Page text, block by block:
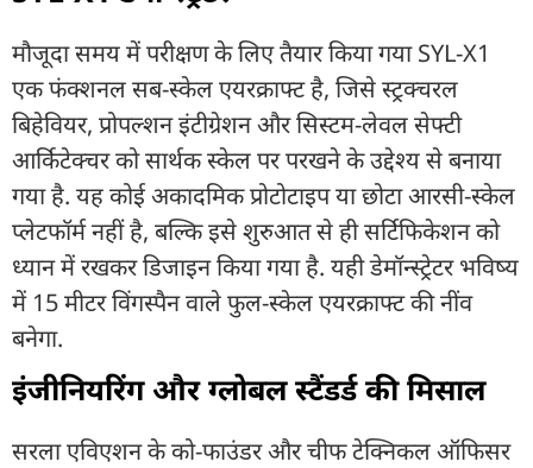
मौजूदा समय में परीक्षण के लिए तैयार किया गया SYL-X1
एक फंक्शनल सब-स्केल एयरक्राफ्ट है, जिसे स्ट्रक्चरल
बिहेवियर, प्रोपल्शन इंटीग्रेशन और सिस्टम-लेवल सेफ्टी
आर्किटेक्चर को सार्थक स्केल पर परखने के उद्देश्य से बनाया
गया है. यह कोई अकादमिक प्रोटोटाइप या छोटा आरसी-स्केल
प्लेटफॉर्म नहीं है, बल्कि इसे शुरुआत से ही सर्टिफिकेशन को
ध्यान में रखकर डिजाइन किया गया है. यही डेमॉन्स्ट्रेटर भविष्य
में 15 मीटर विंगस्पैन वाले फुल-स्केल एयरक्राफ्ट की नींव
बनेगा.
इंजीनियरिंग और ग्लोबल स्टैंडर्ड की मिसाल
सरला एविएशन के को-फाउंडर और चीफ टेक्निकल ऑफिसर